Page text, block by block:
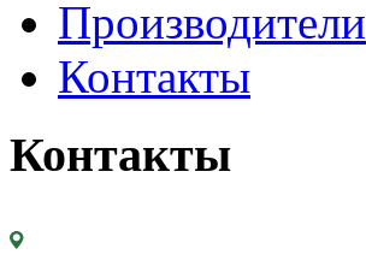
Производители
Контакты
Контакты